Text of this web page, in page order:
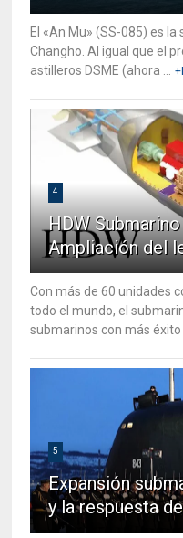
El «An Mu» (SS-085) es
Changho. Al igual que el
astilleros DSME (ahora ...
4
HDW
Ampliación del
Con más de 60 unidades
todo el mundo, el
submarinos con más éxito
5
Expansión
y la respuesta